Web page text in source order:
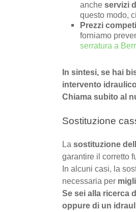
anche servizi
questo modo,
Prezzi
forniamo
serratura a
In sintesi, se hai
intervento
Chiama subito al
Sostituzione
La sostituzione
garantire il corretto
In alcuni casi, la
necessaria per
Se sei alla ricerca
oppure di un